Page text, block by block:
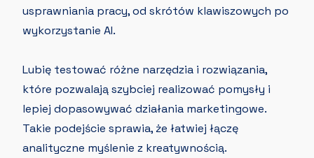
usprawniania pracy, od skrótów klawiszowych po
wykorzystanie AI.
Lubię testować różne narzędzia i rozwiązania,
które pozwalają szybciej realizować pomysły i
lepiej dopasowywać działania marketingowe.
Takie podejście sprawia, że łatwiej łączę
analityczne myślenie z kreatywnością.